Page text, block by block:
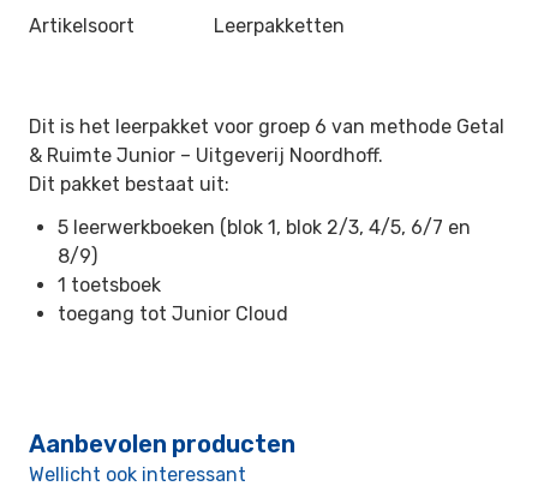
Artikelsoort
Leerpakketten
Dit is het leerpakket voor groep 6 van methode Getal
& Ruimte Junior – Uitgeverij Noordhoff.
Dit pakket bestaat uit:
5 leerwerkboeken (blok 1, blok 2/3, 4/5, 6/7 en
8/9)
1 toetsboek
toegang tot Junior Cloud
Aanbevolen producten
Wellicht ook interessant